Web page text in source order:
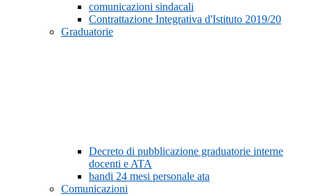
comunicazioni sindacali
Contrattazione Integrativa d'Istituto 2019/20
Graduatorie
Decreto di pubblicazione graduatorie interne
docenti e ATA
bandi 24 mesi personale ata
Comunicazioni